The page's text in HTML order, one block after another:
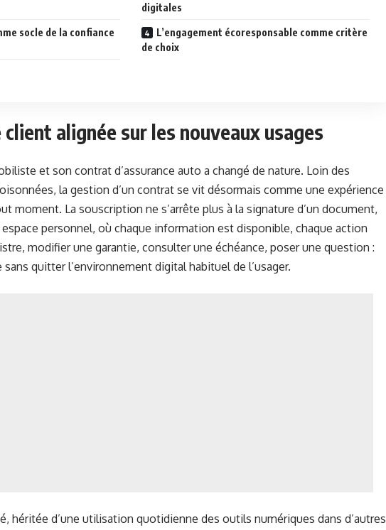
digitales
socle de la confiance
L’engagement écoresponsable comme critère
de choix
client alignée sur les nouveaux usages
et son contrat d’assurance auto a changé de nature. Loin des
la gestion d’un contrat se vit désormais comme une expérience
moment. La souscription ne s’arrête plus à la signature d’un document,
personnel, où chaque information est disponible, chaque action
modifier une garantie, consulter une échéance, poser une question :
quitter l’environnement digital habituel de l’usager.
héritée d’une utilisation quotidienne des outils numériques dans d’autres